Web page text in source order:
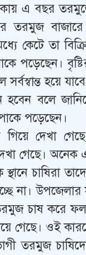
এ বছর
তরমুজ
কেটে তা
পড়েছেন।
হয়ে
হবেন বলে
পড়েছেন।
দেখা
গেছে। অনেক
চাষিরা
না।
চাষ করে
গেছে। ওই
তরমুজ